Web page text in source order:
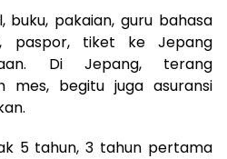
buku, pakaian, guru bahasa
paspor, tiket ke Jepang
Di Jepang, terang
mes, begitu juga asuransi
5 tahun, 3 tahun pertama